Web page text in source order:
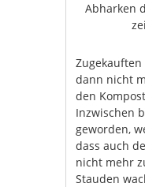
Abharken
dann nicht
den
Inzwischen
geworden,
dass auch
nicht mehr
Stauden